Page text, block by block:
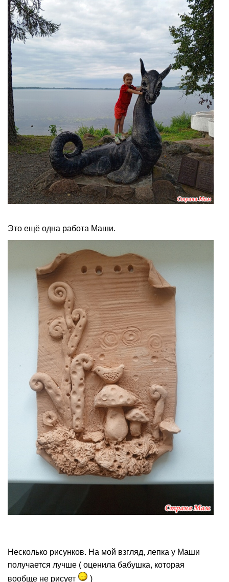
Это ещё одна работа Маши.
Несколько рисунков. На мой взгляд, лепка у Маши
получается лучше ( оценила бабушка, которая
вообще не рисует
)